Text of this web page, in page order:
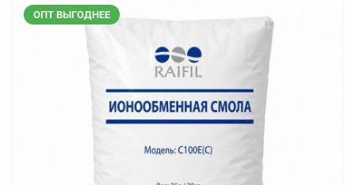
ОПТ ВЫГОДНЕЕ